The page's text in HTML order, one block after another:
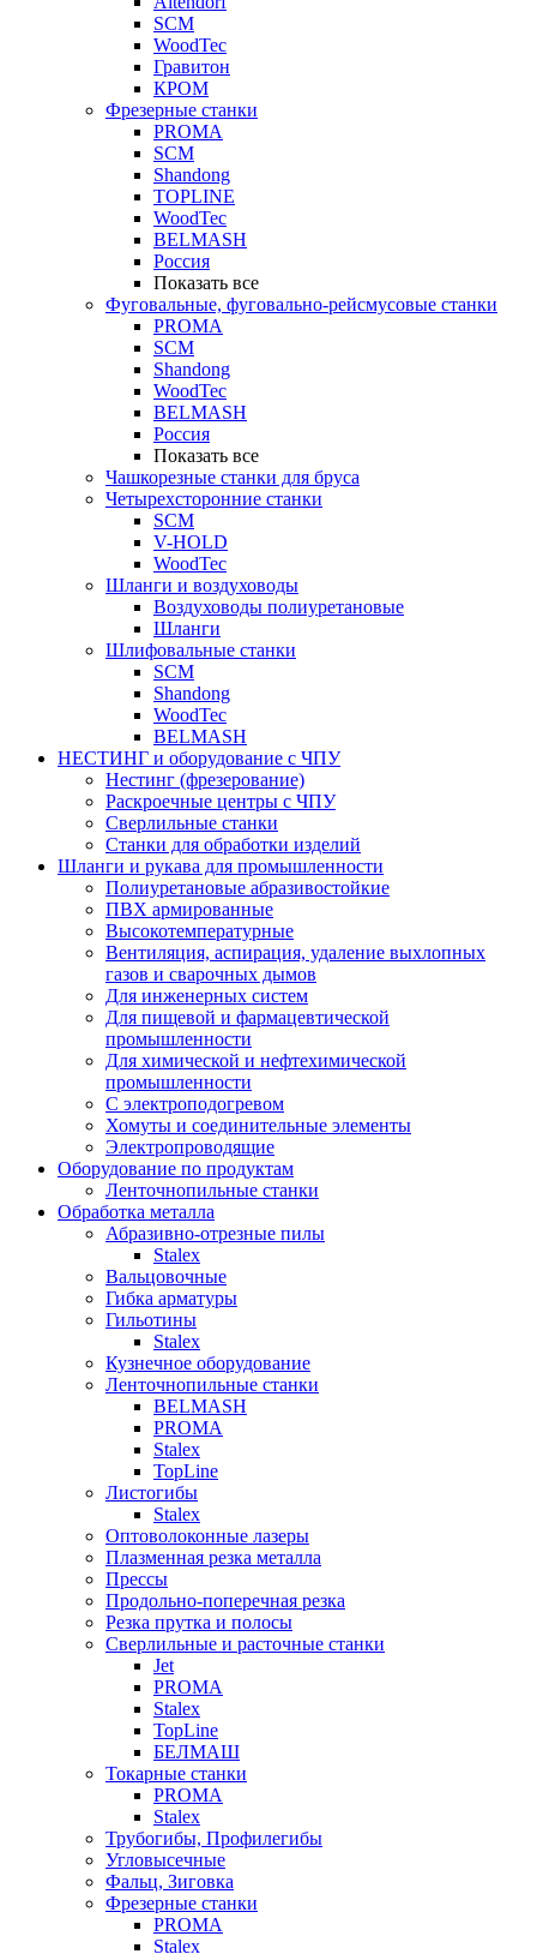
SCM
WoodTec
Гравитон
КРОМ
Фрезерные станки
PROMA
SCM
Shandong
TOPLINE
WoodTec
BELMASH
Россия
Показать все
Фуговальные, фуговально-рейсмусовые станки
PROMA
SCM
Shandong
WoodTec
BELMASH
Россия
Показать все
Чашкорезные станки для бруса
Четырехсторонние станки
SCM
V-HOLD
WoodTec
Шланги и воздуховоды
Воздуховоды полиуретановые
Шланги
Шлифовальные станки
SCM
Shandong
WoodTec
BELMASH
НЕСТИНГ и оборудование с ЧПУ
Нестинг (фрезерование)
Раскроечные центры с ЧПУ
Сверлильные станки
Станки для обработки изделий
Шланги и рукава для промышленности
Полиуретановые абразивостойкие
ПВХ армированные
Высокотемпературные
Вентиляция, аспирация, удаление выхлопных
газов и сварочных дымов
Для инженерных систем
Для пищевой и фармацевтической
промышленности
Для химической и нефтехимической
промышленности
С электроподогревом
Хомуты и соединительные элементы
Электропроводящие
Оборудование по продуктам
Ленточнопильные станки
Обработка металла
Абразивно-отрезные пилы
Stalex
Вальцовочные
Гибка арматуры
Гильотины
Stalex
Кузнечное оборудование
Ленточнопильные станки
BELMASH
PROMA
Stalex
TopLine
Листогибы
Stalex
Оптоволоконные лазеры
Плазменная резка металла
Прессы
Продольно-поперечная резка
Резка прутка и полосы
Сверлильные и расточные станки
Jet
PROMA
Stalex
TopLine
БЕЛМАШ
Токарные станки
PROMA
Stalex
Трубогибы, Профилегибы
Угловысечные
Фальц, Зиговка
Фрезерные станки
PROMA
Stalex